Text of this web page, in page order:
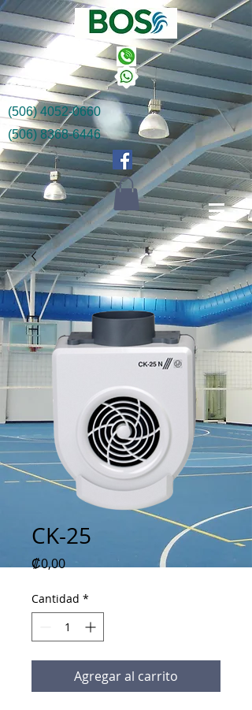
(506) 4052-0660
(506) 8368-6446
CK-25
₡0,00Precio
Cantidad *
Agregar al carrito